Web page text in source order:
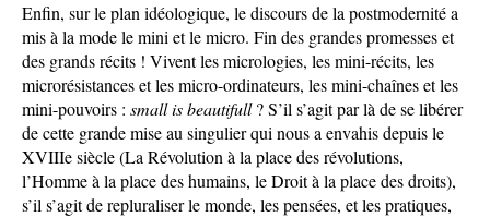
Enfin, sur le plan idéologique, le discours de la postmodernité a
mis à la mode le mini et le micro. Fin des grandes promesses et
des grands récits ! Vivent les micrologies, les mini-récits, les
microrésistances et les micro-ordinateurs, les mini-chaînes et les
mini-pouvoirs : small is beautifull? S’il s’agit par là de se libérer
de cette grande mise au singulier qui nous a envahis depuis le
XVIIIe siècle (La Révolution à la place des révolutions,
l’Homme à la place des humains, le Droit à la place des droits),
s’il s’agit de repluraliser le monde, les pensées, et les pratiques,